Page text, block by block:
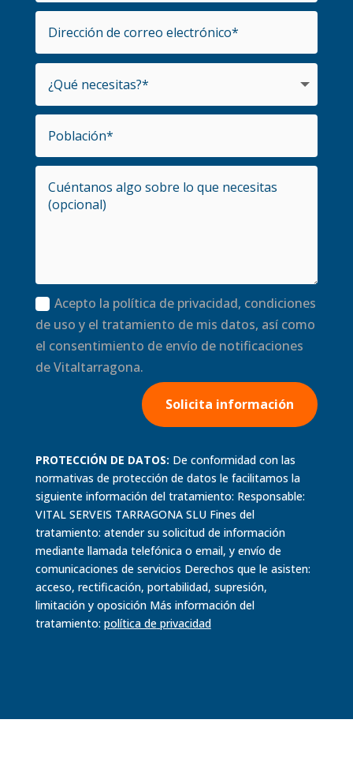
Acepto la política de privacidad, condiciones
de uso y el tratamiento de mis datos, así como
el consentimiento de envío de notificaciones
de Vitaltarragona.
Solicita información
PROTECCIÓN DE DATOS: De conformidad con las
normativas de protección de datos le facilitamos la
siguiente información del tratamiento: Responsable:
VITAL SERVEIS TARRAGONA SLU Fines del
tratamiento: atender su solicitud de información
mediante llamada telefónica o email, y envío de
comunicaciones de servicios Derechos que le asisten:
acceso, rectificación, portabilidad, supresión,
limitación y oposición Más información del
tratamiento: política deprivacidad